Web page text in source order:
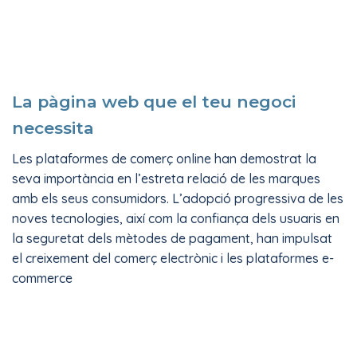
La pàgina web que el teu negoci
necessita
Les plataformes de comerç online han demostrat la
seva importància en l’estreta relació de les marques
amb els seus consumidors. L’adopció progressiva de les
noves tecnologies, així com la confiança dels usuaris en
la seguretat dels mètodes de pagament, han impulsat
el creixement del comerç electrònic i les plataformes e-
commerce